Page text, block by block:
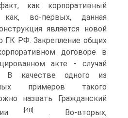
как корпоративный
во-первых, данная
является новой
ГК РФ. Закрепление общих
договоре в
акте - случай
В качестве одного из
примеров такого
назвать Гражданский
[40]
. Во-вторых,